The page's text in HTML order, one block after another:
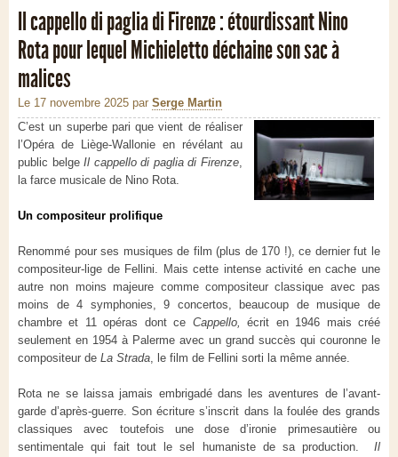
Il cappello di paglia di Firenze : étourdissant Nino
Rota pour lequel Michieletto déchaine son sac à
malices
Le 17 novembre 2025 par Serge Martin
C’est un superbe pari que vient de réaliser
l’Opéra de Liège-Wallonie en révélant au
public belgeIl cappello di paglia di Firenze,
la farce musicale de Nino Rota.
Un compositeur prolifique
Renommé pour ses musiques de film (plus de 170 !), ce dernier fut le
compositeur-lige de Fellini. Mais cette intense activité en cache une
autre non moins majeure comme compositeur classique avec pas
moins de 4 symphonies, 9 concertos, beaucoup de musique de
chambre et 11 opéras dont ce Cappello,écrit en 1946 mais créé
seulement en 1954 à Palerme avec un grand succès qui couronne le
compositeur de La Strada, le film de Fellini sorti la même année.
Rota ne se laissa jamais embrigadé dans les aventures de l’avant-
garde d’après-guerre. Son écriture s’inscrit dans la foulée des grands
classiques avec toutefois une dose d’ironie primesautière ou
sentimentale qui fait tout le sel humaniste de sa production. Il